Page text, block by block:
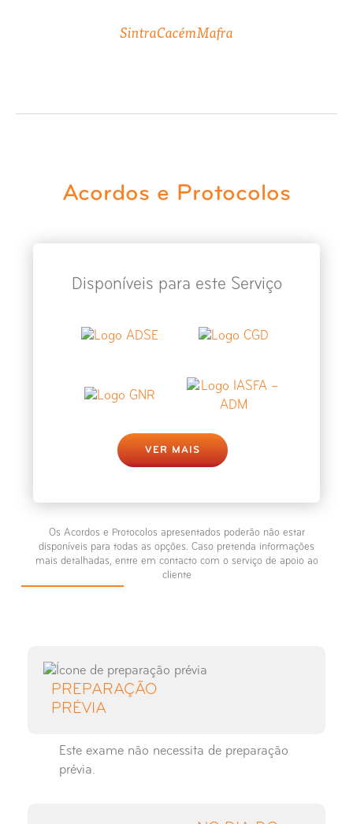
SintraCacémMafra
Acordos e Protocolos
Disponíveis para este Serviço
VER MAIS
Os Acordos e Protocolos apresentados poderão não estar
disponíveis para todas as opções. Caso pretenda informações
mais detalhadas, entre em contacto com o serviço de apoio ao
cliente
PREPARAÇÃO
PRÉVIA
Este exame não necessita de preparação
prévia.